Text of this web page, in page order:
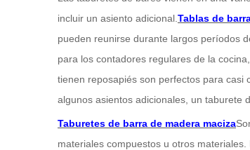
incluir un asiento adicional. Tablas de
pueden reunirse durante largos períodos
para los contadores regulares de la
tienen reposapiés son perfectos para casi
algunos asientos adicionales, un taburete
Taburetes de barra de madera maciza
materiales compuestos u otros